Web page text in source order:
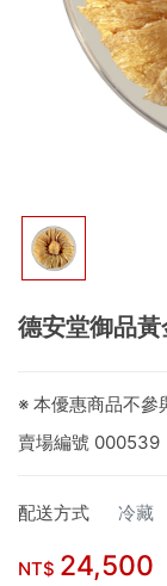
德安堂御品
※ 本優惠商品不參
賣場編號 000539
配送方式 冷藏
NT$ 24,500